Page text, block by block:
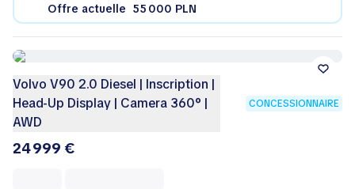
Offre actuelle 55 000 PLN
Volvo V90 2.0 Diesel | Inscription |
Head-Up Display | Camera 360° |
AWD
CONCESSIONNAIRE
24 999 €